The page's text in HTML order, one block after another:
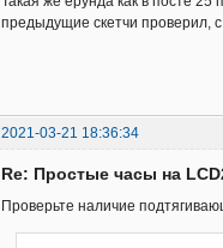
предыдущие скетчи проверил,
2021-03-21 18:36:34
Re: Простые часы на
Проверьте наличие